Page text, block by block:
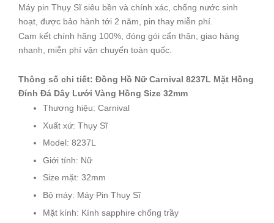
Máy pin Thụy Sĩ siêu bền và chính xác, chống nước sinh
hoạt, được bảo hành tới 2 năm, pin thay miễn phí.
Cam kết chính hãng 100%, đóng gói cẩn thận, giao hàng
nhanh, miễn phí vận chuyển toàn quốc.
Thông số chi tiết: Đồng Hồ Nữ Carnival 8237L Mặt Hồng
Đính Đá Dây Lưới Vàng Hồng Size 32mm
Thương hiệu: Carnival
Xuất xứ: Thụy Sĩ
Model: 8237L
Giới tính: Nữ
Size mặt: 32mm
Bộ máy: Máy Pin Thụy Sĩ
Mặt kính: Kính sapphire chống trầy